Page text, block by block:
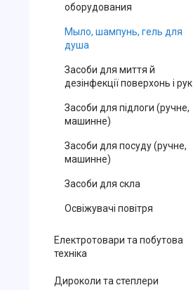
оборудования
Мыло, шампунь, гель для
душа
Засоби для миття й
дезінфекції поверхонь і рук
Засоби для підлоги (ручне,
машинне)
Засоби для посуду (ручне,
машинне)
Засоби для скла
Освіжувачі повітря
Електротовари та побутова
техніка
Дироколи та степлери